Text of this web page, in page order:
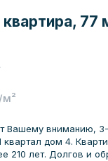
77
Вашему вниманию, 3-
квартал дом 4.
210 лет. Долгов и